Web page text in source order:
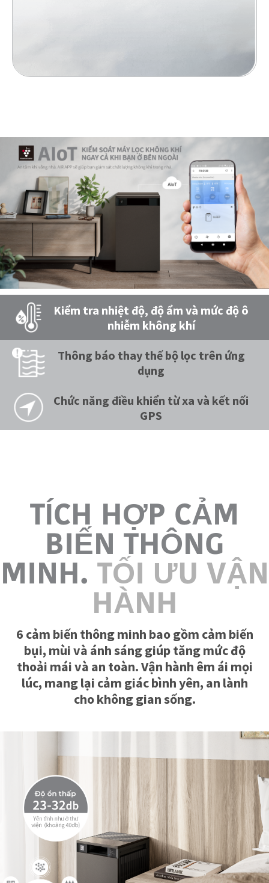
Kiểm tra nhiệt độ, độ ẩm và mức độ ô
nhiễm không khí
Thông báo thay thế bộ lọc trên ứng
dụng
Chức năng điều khiển từ xa và kết nối
GPS
TÍCH HỢP CẢM
BIẾN THÔNG
MINH. TỐI ƯU VẬN
HÀNH
6 cảm biến thông minh bao gồm cảm biến
bụi, mùi và ánh sáng giúp tăng mức độ
thoải mái và an toàn. Vận hành êm ái mọi
lúc, mang lại cảm giác bình yên, an lành
cho không gian sống.